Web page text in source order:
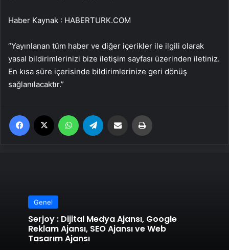
Haber Kaynak : HABERTURK.COM
“Yayınlanan tüm haber ve diğer içerikler ile ilgili olarak
yasal bildirimlerinizi bize iletişim sayfası üzerinden iletiniz.
En kısa süre içerisinde bildirimlerinize geri dönüş
sağlanılacaktır.”
Facebook WhatsApp Email'den paylaş
Genel
Serjoy : Dijital Medya Ajansı, Google
Reklam Ajansı, SEO Ajansı ve Web
Tasarım Ajansı